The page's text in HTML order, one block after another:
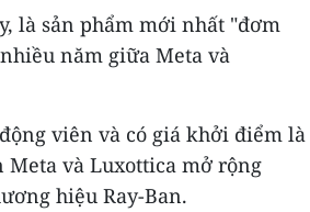
là sản phẩm mới nhất "đơm
năm giữa Meta và
viên và có giá khởi điểm là
Meta và Luxottica mở rộng
hiệu Ray-Ban.